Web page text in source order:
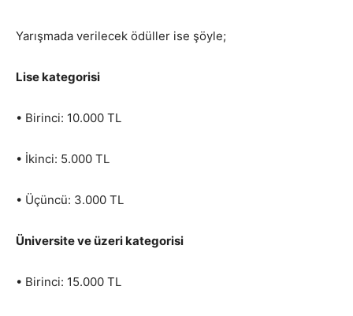
Yarışmada verilecek ödüller ise şöyle;
Lise kategorisi
• Birinci: 10.000 TL
• İkinci: 5.000 TL
• Üçüncü: 3.000 TL
Üniversite ve üzeri kategorisi
• Birinci: 15.000 TL